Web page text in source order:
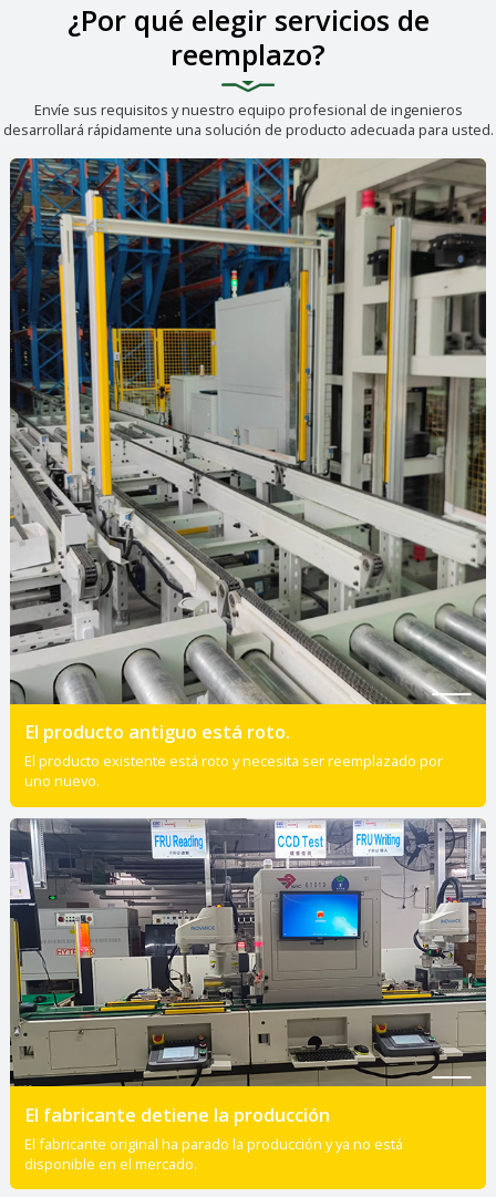
¿Por qué elegir servicios de
reemplazo?
Envíe sus requisitos y nuestro equipo profesional de ingenieros
desarrollará rápidamente una solución de producto adecuada para usted.
El producto antiguo está roto.
El producto existente está roto y necesita ser reemplazado por
uno nuevo.
El fabricante detiene la producción
El fabricante original ha parado la producción y ya no está
disponible en el mercado.